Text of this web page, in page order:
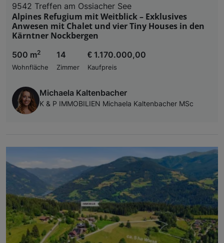
9542 Treffen am Ossiacher See
Alpines Refugium mit Weitblick – Exklusives
Anwesen mit Chalet und vier Tiny Houses in den
Kärntner Nockbergen
500 m2
Wohnfläche
14
Zimmer
€ 1.170.000,00
Kaufpreis
Michaela Kaltenbacher
K & P IMMOBILIEN Michaela Kaltenbacher MSc